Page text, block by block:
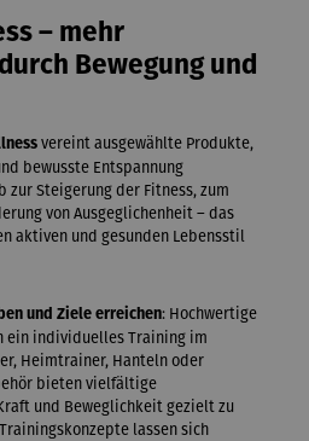
– mehr
Bewegung und
vereint ausgewählte Produkte,
bewusste Entspannung
Steigerung der Fitness, zum
von Ausgeglichenheit – das
aktiven und gesunden Lebensstil
und Ziele erreichen: Hochwertige
ein individuelles Training im
Heimtrainer, Hanteln oder
bieten vielfältige
und Beweglichkeit gezielt zu
lassen sich